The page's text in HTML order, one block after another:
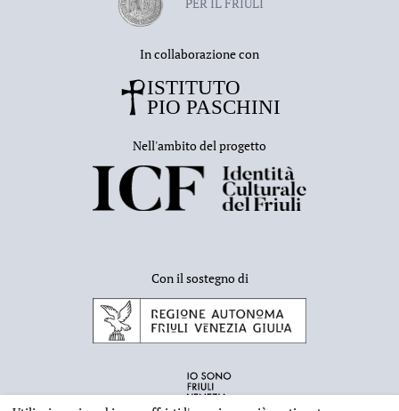
In collaborazione con
Nell'ambito del progetto
Con il sostegno di